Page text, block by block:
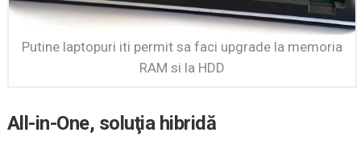
Putine laptopuri iti permit sa faci upgrade la memoria
RAM si la HDD
All-in-One, soluţia hibridă